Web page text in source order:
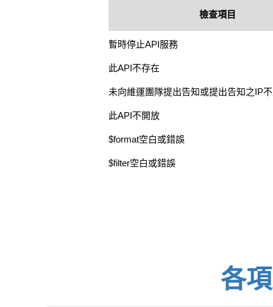
檢查項目
暫時停止API服務
此API不存在
未向維運團隊提出告知或提出告知之IP
此API不開放
$format空白或錯誤
$filter空白或錯誤
各